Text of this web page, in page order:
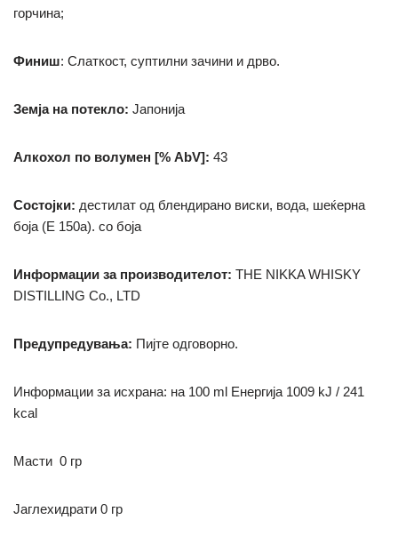
горчина;
Финиш: Слаткост, суптилни зачини и дрво.
Земја на потекло: Јапонија
Алкохол по волумен [% AbV]: 43
Состојки: дестилат од блендирано виски, вода, шеќерна
боја (Е 150а). со боја
Информации за производителот: THE NIKKA WHISKY
DISTILLING Co., LTD
Предупредувања: Пијте одговорно.
Информации за исхрана: на 100 ml Енергија 1009 kJ / 241
kcal
Масти 0 гр
Јаглехидрати 0 гр